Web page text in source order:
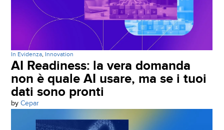
In Evidenza, Innovation
AI Readiness: la vera domanda
non è quale AI usare, ma se i tuoi
dati sono pronti
byCepar